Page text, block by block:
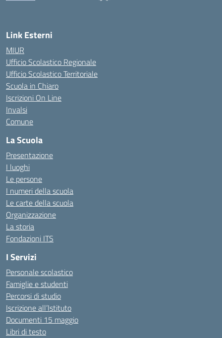
Link Esterni
MIUR
Ufficio Scolastico Regionale
Ufficio Scolastico Territoriale
Scuola in Chiaro
Iscrizioni On Line
Invalsi
Comune
La Scuola
Presentazione
I luoghi
Le persone
I numeri della scuola
Le carte della scuola
Organizzazione
La storia
Fondazioni ITS
I Servizi
Personale scolastico
Famiglie e studenti
Percorsi di studio
Iscrizione all’Istituto
Documenti 15 maggio
Libri di testo